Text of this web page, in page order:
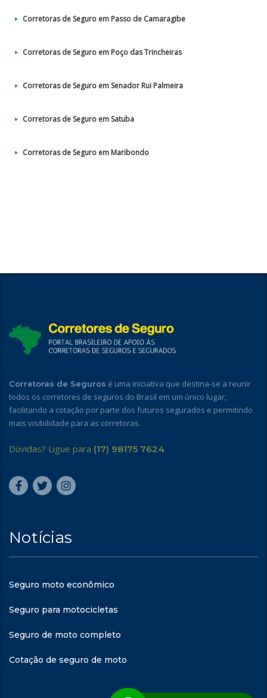
Corretoras de Seguro em Passo de Camaragibe
Corretoras de Seguro em Poço das Trincheiras
Corretoras de Seguro em Senador Rui Palmeira
Corretoras de Seguro em Satuba
Corretoras de Seguro em Maribondo
Corretoras de Seguros é uma iniciativa que destina-se a reunir
todos os corretores de seguros do Brasil em um único lugar,
facilitando a cotação por parte dos futuros segurados e permitindo
mais visibilidade para as corretoras.
Dúvidas? Ligue para (17) 98175 7624
Notícias
Seguro moto econômico
Seguro para motocicletas
Seguro de moto completo
Cotação de seguro de moto